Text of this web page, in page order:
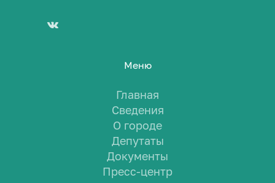
Меню
Главная
Сведения
О городе
Депутаты
Документы
Пресс-центр